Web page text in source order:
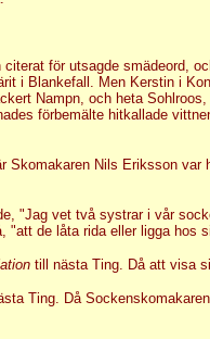
för utsagde smädeord,
i Blankefall. Men Kerstin i
Nampn, och heta
förbemälte hitkallade
Skomakaren Nils Eriksson
"Jag vet två systrar i vår
"att de låta rida eller ligga hos
till nästa Ting. Då att visa
Ting. Då